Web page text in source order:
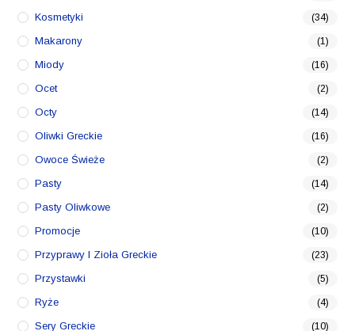
Kosmetyki (34)
Makarony (1)
Miody (16)
Ocet (2)
Octy (14)
Oliwki Greckie (16)
Owoce Świeże (2)
Pasty (14)
Pasty Oliwkowe (2)
Promocje (10)
Przyprawy I Zioła Greckie (23)
Przystawki (5)
Ryże (4)
Sery Greckie (10)